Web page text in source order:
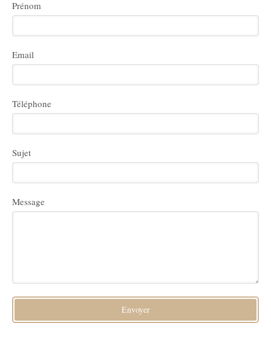
Prénom
Email
Téléphone
Sujet
Message
Envoyer